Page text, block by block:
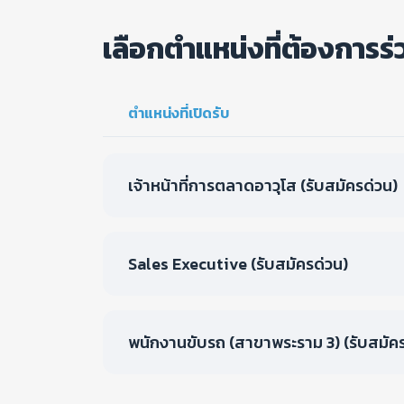
เลือกตำแหน่งที่ต้องการร่
ตำแหน่งที่เปิดรับ
เจ้าหน้าที่การตลาดอาวุโส (รับสมัครด่วน)
Sales Executive (รับสมัครด่วน)
พนักงานขับรถ (สาขาพระราม 3) (รับสมัค